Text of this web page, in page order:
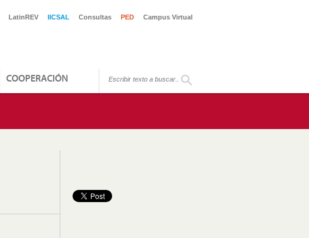
LatinREV IICSAL Consultas PED Campus Virtual
COOPERACIÓN